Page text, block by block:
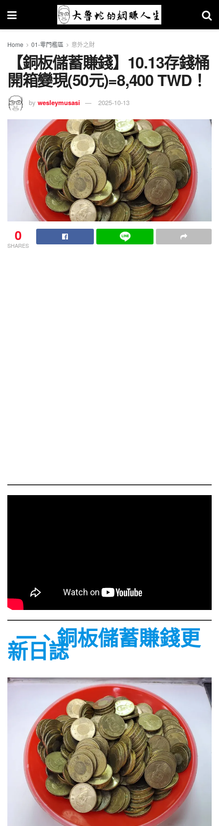
Home 01-零門檻區 意外之財
【銅板儲蓄賺錢】10.13存錢桶
開箱變現(50元)=8,400 TWD！
by wesleymusasi 2025-10-13
0
SHARES
一、銅板儲蓄賺錢更
新日誌